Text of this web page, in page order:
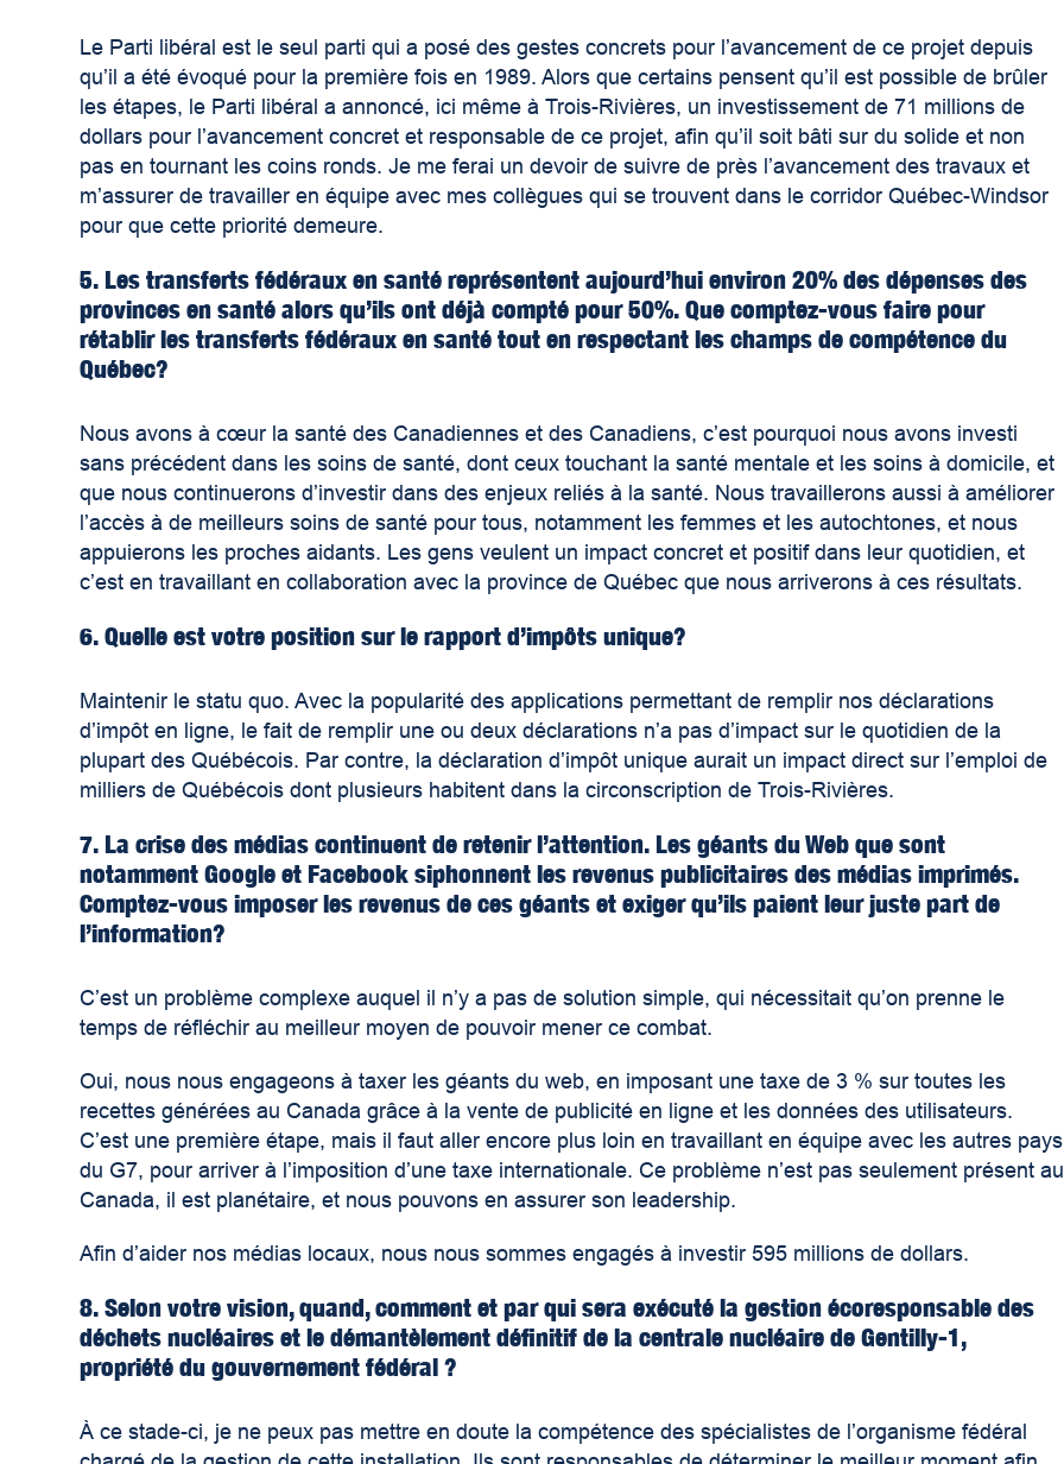
Le Parti libéral est le seul parti qui a posé des gestes concrets pour l’avancement de ce projet depuis
qu’il a été évoqué pour la première fois en 1989. Alors que certains pensent qu’il est possible de brûler
les étapes, le Parti libéral a annoncé, ici même à Trois-Rivières, un investissement de 71 millions de
dollars pour l’avancement concret et responsable de ce projet, afin qu’il soit bâti sur du solide et non
pas en tournant les coins ronds. Je me ferai un devoir de suivre de près l’avancement des travaux et
m’assurer de travailler en équipe avec mes collègues qui se trouvent dans le corridor Québec-Windsor
pour que cette priorité demeure.
5. Les transferts fédéraux en santé représentent aujourd’hui environ 20% des dépenses des
provinces en santé alors qu’ils ont déjà compté pour 50%. Que comptez-vous faire pour
rétablir les transferts fédéraux en santé tout en respectant les champs de compétence du
Québec?
Nous avons à cœur la santé des Canadiennes et des Canadiens, c’est pourquoi nous avons investi
sans précédent dans les soins de santé, dont ceux touchant la santé mentale et les soins à domicile, et
que nous continuerons d’investir dans des enjeux reliés à la santé. Nous travaillerons aussi à améliorer
l’accès à de meilleurs soins de santé pour tous, notamment les femmes et les autochtones, et nous
appuierons les proches aidants. Les gens veulent un impact concret et positif dans leur quotidien, et
c’est en travaillant en collaboration avec la province de Québec que nous arriverons à ces résultats.
6. Quelle est votre position sur le rapport d’impôts unique?
Maintenir le statu quo. Avec la popularité des applications permettant de remplir nos déclarations
d’impôt en ligne, le fait de remplir une ou deux déclarations n’a pas d’impact sur le quotidien de la
plupart des Québécois. Par contre, la déclaration d’impôt unique aurait un impact direct sur l’emploi de
milliers de Québécois dont plusieurs habitent dans la circonscription de Trois-Rivières.
7. La crise des médias continuent de retenir l’attention. Les géants du Web que sont
notamment Google et Facebook siphonnent les revenus publicitaires des médias imprimés.
Comptez-vous imposer les revenus de ces géants et exiger qu’ils paient leur juste part de
l’information?
C’est un problème complexe auquel il n’y a pas de solution simple, qui nécessitait qu’on prenne le
temps de réfléchir au meilleur moyen de pouvoir mener ce combat.
Oui, nous nous engageons à taxer les géants du web, en imposant une taxe de 3 % sur toutes les
recettes générées au Canada grâce à la vente de publicité en ligne et les données des utilisateurs.
C’est une première étape, mais il faut aller encore plus loin en travaillant en équipe avec les autres pays
du G7, pour arriver à l’imposition d’une taxe internationale. Ce problème n’est pas seulement présent au
Canada, il est planétaire, et nous pouvons en assurer son leadership.
Afin d’aider nos médias locaux, nous nous sommes engagés à investir 595 millions de dollars.
8. Selon votre vision, quand, comment et par qui sera exécuté la gestion écoresponsable des
déchets nucléaires et le démantèlement définitif de la centrale nucléaire de Gentilly-1,
propriété du gouvernement fédéral ?
À ce stade-ci, je ne peux pas mettre en doute la compétence des spécialistes de l’organisme fédéral